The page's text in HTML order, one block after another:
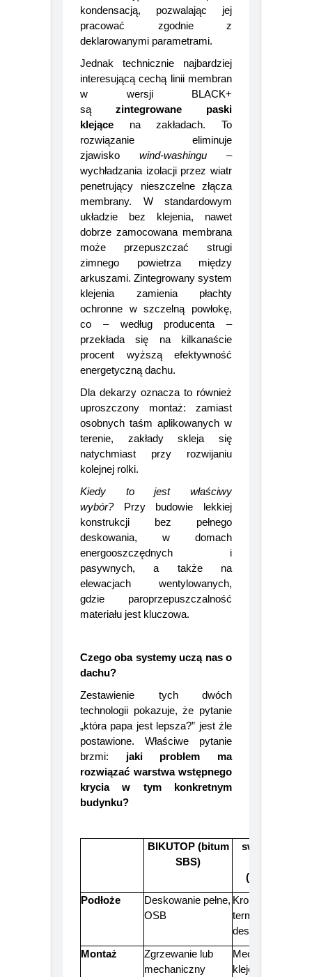
termoizolację przed
kondensacją, pozwalając jej
pracować zgodnie z
Jednak technicznie najbardziej
interesującą cechą linii membran
w wersji BLACK+
są
zintegrowane paski
klejącena zakładach. To
rozwiązanie eliminuje
zjawiskowind-washingu –
wychładzania izolacji przez wiatr
penetrujący nieszczelne złącza
membrany. W standardowym
układzie bez klejenia, nawet
dobrze zamocowana membrana
może przepuszczać strugi
zimnego powietrza między
arkuszami. Zintegrowany system
klejenia zamienia płachty
ochronne w szczelną powłokę,
co – według producenta –
przekłada się na kilkanaście
procent wyższą efektywność
Dla dekarzy oznacza to również
uproszczony montaż: zamiast
osobnych taśm aplikowanych w
terenie, zakłady skleja się
natychmiast przy rozwijaniu
Kiedy to jest właściwy
wybór?Przy budowie lekkiej
konstrukcji bez pełnego
deskowania, w domach
energooszczędnych i
pasywnych, a także na
elewacjach wentylowanych,
gdzie paroprzepuszczalność
Czego oba systemy uczą nas o
Zestawienie tych dwóch
technologii pokazuje, że pytanie
„która papa jest lepsza?” jest źle
postawione. Właściwe pytanie
brzmi:jaki problem ma
rozwiązać warstwa wstępnego
krycia w tym konkretnym
BIKUTOP (bitum
(membrana)
Deskowanie pełne,
Krokwie,
termoizolacja,
deskowanie
Zgrzewanie lub
Mechaniczny +